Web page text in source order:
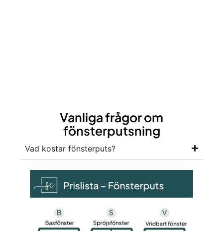
Vanliga frågor om
fönsterputsning
Vad kostar fönsterputs?